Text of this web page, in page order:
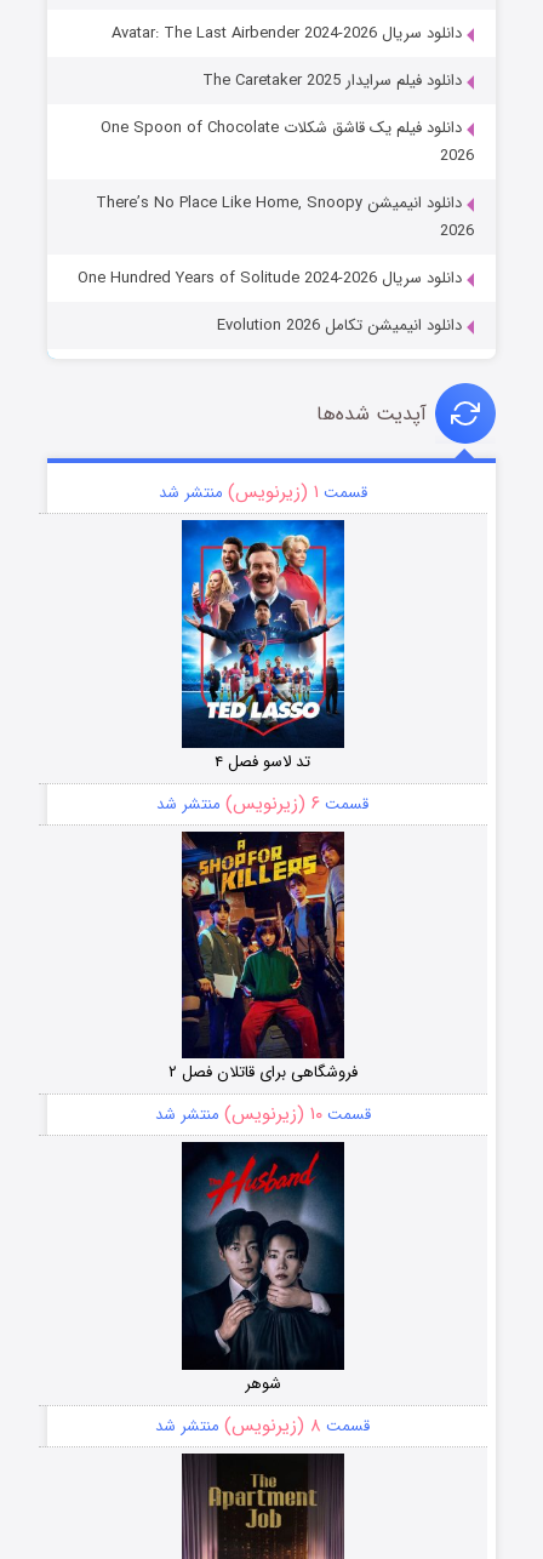
دانلود سریال Avatar: The Last Airbender 2024-2026
دانلود فیلم سرایدار The Caretaker 2025
دانلود فیلم یک قاشق شکلات One Spoon of Chocolate
2026
دانلود انیمیشن There’s No Place Like Home, Snoopy
2026
دانلود سریال One Hundred Years of Solitude 2024-2026
دانلود انیمیشن تکامل Evolution 2026
آپدیت شده‌ها
قسمت ۱ (زیرنویس) منتشر شد
تد لاسو فصل ۴
قسمت ۶ (زیرنویس) منتشر شد
فروشگاهی برای قاتلان فصل ۲
قسمت۱۰ (زیرنویس) منتشر شد
شوهر
قسمت ۸ (زیرنویس) منتشر شد